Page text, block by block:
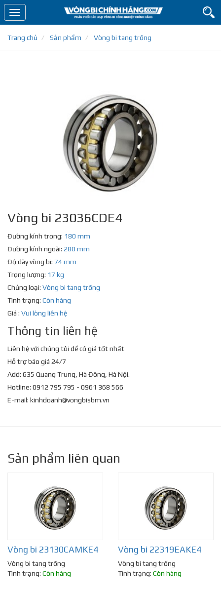
Toggle
navigation
Trang chủ
Sản phẩm Vòng bi tang trống
Vòng bi 23036CDE4
Đường kính trong: 180 mm
Đường kính ngoài: 280 mm
Độ dày vòng bi: 74 mm
Trọng lượng: 17 kg
Chủng loại: Vòng bi tang trống
Tình trạng: Còn hàng
Giá : Vui lòng liên hệ
Thông tin liên hệ
Liên hệ với chúng tôi để có giá tốt nhất
Hỗ trợ báo giá 24/7
Add: 635 Quang Trung, Hà Đông, Hà Nội.
Hotline: 0912 795 795 - 0961 368 566
E-mail: kinhdoanh@vongbisbm.vn
Sản phẩm liên quan
Vòng bi 23130CAMKE4
Vòng bi tang trống
Tình trạng: Còn hàng
Vòng bi 22319EAKE4
Vòng bi tang trống
Tình trạng: Còn hàng